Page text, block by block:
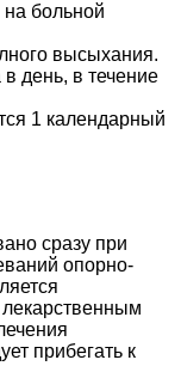
больной
высыхания.
день, в течение
1 календарный
сразу при
опорно-
лекарственным
прибегать к